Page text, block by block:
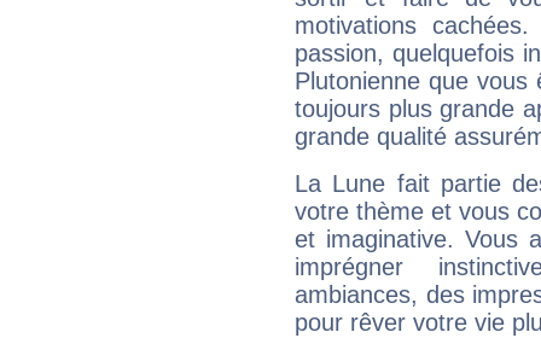
motivations
passion, quelquefois
Plutonienne que
toujours plus grande
grande qualité
La Lune fait partie
votre thème et vous
et imaginative. Vous
imprégner
ambiances, des
pour rêver votre vie